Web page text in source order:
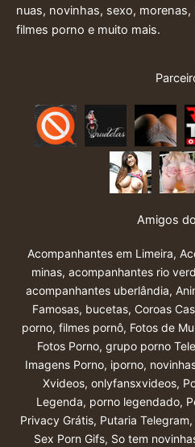
nuas, novinhas, sexo,
filmes porno e muito mais.
Amigos
Acompanhantes em Limeira,
minas, acompanhantes rio
acompanhantes uberlândia,
Famosas, bucetas, Coroas
porno, filmes pornô, Fotos de
Fotos Porno, grupo porno
Imagens Porno, iporno,
Xvideos, onlyfansxvideos,
Legenda, porno legendado,
Privacy Grátis, Putaria Telegram,
Sex Porn Gifs, So tem